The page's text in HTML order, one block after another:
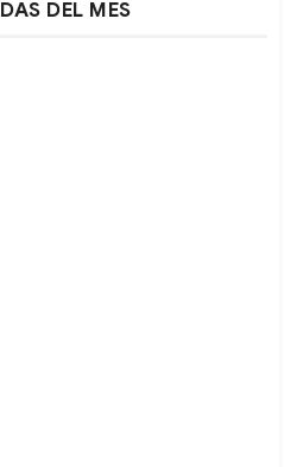
DEL MES